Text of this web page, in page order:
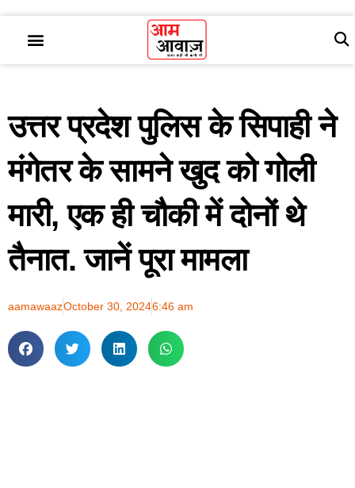
उत्तर प्रदेश पुलिस के सिपाही ने
मंगेतर के सामने खुद को गोली
मारी, एक ही चौकी में दोनों थे
तैनात. जानें पूरा मामला
aamawaazOctober 30, 20246:46 am